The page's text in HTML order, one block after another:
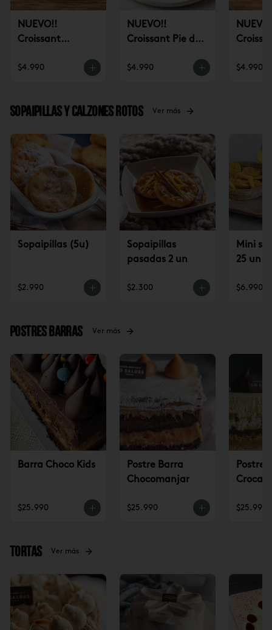
NUEVO!!
Croissant
$4.990
NUEVO!!
Croissant Pie de
$4.990 $4.990
Sopaipillas y Calzones rotos Ver más
Sopaipillas (5u)
$2.990
Sopaipillas
pasadas 2 un
$2.300
Mini
25 un
$6.990
Postres Barras Ver más
Barra Choco Kids
$25.990
Postre Barra
Chocomanjar
$25.990
Postre
$25.990
Tortas Ver más